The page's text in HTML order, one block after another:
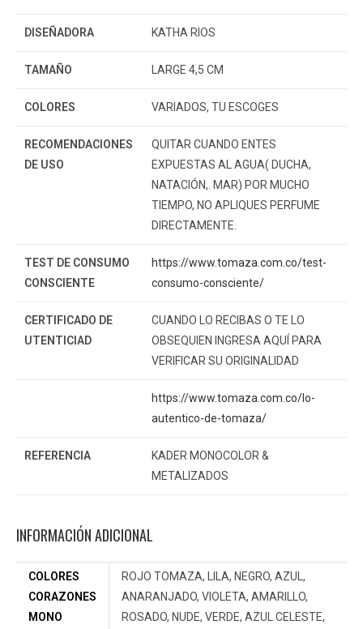
DISEÑADORA KATHA RIOS
TAMAÑO LARGE 4,5 CM
COLORES VARIADOS, TU ESCOGES
RECOMENDACIONES
DE USO
QUITAR CUANDO ENTES
EXPUESTAS AL AGUA( DUCHA,
NATACIÓN,. MAR) POR MUCHO
TIEMPO, NO APLIQUES PERFUME
DIRECTAMENTE.
TEST DE CONSUMO
CONSCIENTE
https://www.tomaza.com.co/test-
consumo-consciente/
CERTIFICADO DE
UTENTICIAD
CUANDO LO RECIBAS O TE LO
OBSEQUIEN INGRESA AQUÍ PARA
VERIFICAR SU ORIGINALIDAD
https://www.tomaza.com.co/lo-
autentico-de-tomaza/
REFERENCIA
KADER MONOCOLOR &
METALIZADOS
INFORMACIÓN ADICIONAL
COLORES
CORAZONES
MONO
ROJO TOMAZA, LILA, NEGRO, AZUL,
ANARANJADO, VIOLETA, AMARILLO,
ROSADO, NUDE, VERDE, AZUL CELESTE,